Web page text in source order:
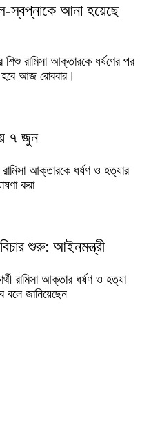
স্বপ্নাকে আনা হয়েছে
রামিসা আক্তারকে ধর্ষণের পর
হবে আজ রোববার।
৭ জুন
আক্তারকে ধর্ষণ ও হত্যার
করা
শুরু: আইনমন্ত্রী
রামিসা আক্তার ধর্ষণ ও হত্যা
বলে জানিয়েছেন